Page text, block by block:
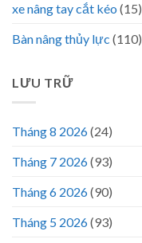
xe nâng tay cắt kéo (15)
Bàn nâng thủy lực (110)
LƯU TRỮ
Tháng 8 2026(24)
Tháng 7 2026(93)
Tháng 6 2026(90)
Tháng 5 2026(93)